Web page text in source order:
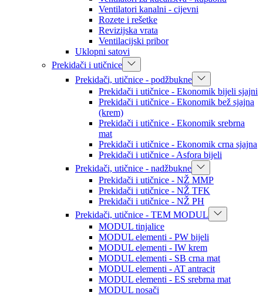
Ventilatori kanalni - cijevni
Rozete i rešetke
Revizijska vrata
Ventilacijski pribor
Uklopni satovi
Prekidači i utičnice
Prekidači, utičnice - podžbukne
Prekidači i utičnice - Ekonomik bijeli sjajni
Prekidači i utičnice - Ekonomik bež sjajna
(krem)
Prekidači i utičnice - Ekonomik srebrna
mat
Prekidači i utičnice - Ekonomik crna sjajna
Prekidači i utičnice - Asfora bijeli
Prekidači, utičnice - nadžbukne
Prekidači i utičnice - NŽ MMP
Prekidači i utičnice - NŽ TFK
Prekidači i utičnice - NŽ PH
Prekidači, utičnice - TEM MODUL
MODUL tinjalice
MODUL elementi - PW bijeli
MODUL elementi - IW krem
MODUL elementi - SB crna mat
MODUL elementi - AT antracit
MODUL elementi - ES srebrna mat
MODUL nosači